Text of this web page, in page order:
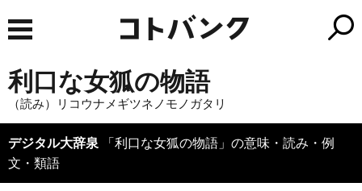
利口な女狐の物語
（読み）リコウナメギツネノモノガタリ
デジタル大辞泉
文・類語